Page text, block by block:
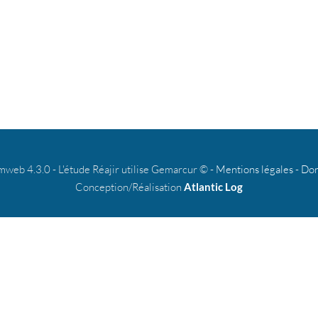
4.3.0 - L'étude Réajir utilise Gemarcur © - Mentions légales-
Conception/Réalisation Atlantic Log